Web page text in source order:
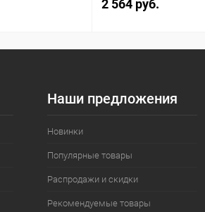
2 564 руб.
Наши предложения
Новинки
Популярные товары
Распродажи и скидки
Рекомендуемые товары